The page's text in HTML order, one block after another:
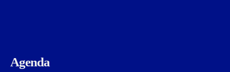
Agenda